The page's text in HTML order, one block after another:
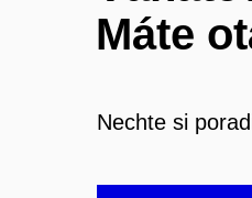
Máte
Nechte si